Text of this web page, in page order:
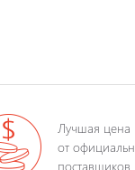
Лучшая цена
от
поставщиков